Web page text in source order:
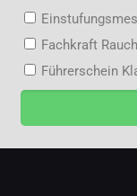
Fachkraft
Führerschein